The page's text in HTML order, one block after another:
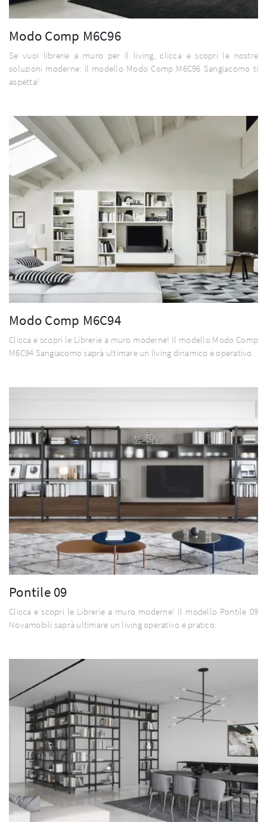
Modo Comp M6C96
Se vuoi librerie a muro per il living, clicca e scopri le nostre
soluzioni moderne: il modello Modo Comp M6C96 Sangiacomo ti
aspetta!
Modo Comp M6C94
Clicca e scopri le Librerie a muro moderne! Il modello Modo Comp
M6C94 Sangiacomo saprà ultimare un living dinamico e operativo.
Pontile 09
Clicca e scopri le Librerie a muro moderne! Il modello Pontile 09
Novamobili saprà ultimare un living operativo e pratico.